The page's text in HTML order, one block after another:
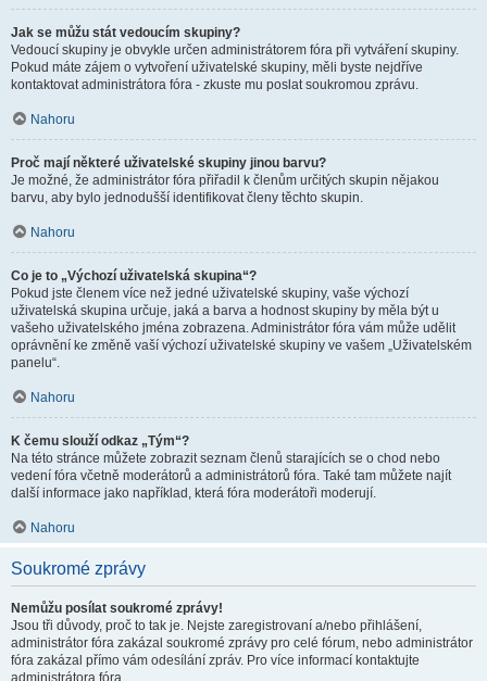
Jak se můžu stát vedoucím skupiny?
Vedoucí skupiny je obvykle určen administrátorem fóra při vytváření skupiny.
Pokud máte zájem o vytvoření uživatelské skupiny, měli byste nejdříve
kontaktovat administrátora fóra - zkuste mu poslat soukromou zprávu.
Nahoru
Proč mají některé uživatelské skupiny jinou barvu?
Je možné, že administrátor fóra přiřadil k členům určitých skupin nějakou
barvu, aby bylo jednodušší identifikovat členy těchto skupin.
Nahoru
Co je to „Výchozí uživatelská skupina“?
Pokud jste členem více než jedné uživatelské skupiny, vaše výchozí
uživatelská skupina určuje, jaká a barva a hodnost skupiny by měla být u
vašeho uživatelského jména zobrazena. Administrátor fóra vám může udělit
oprávnění ke změně vaší výchozí uživatelské skupiny ve vašem „Uživatelském
panelu“.
Nahoru
K čemu slouží odkaz „Tým“?
Na této stránce můžete zobrazit seznam členů starajících se o chod nebo
vedení fóra včetně moderátorů a administrátorů fóra. Také tam můžete najít
další informace jako například, která fóra moderátoři moderují.
Nahoru
Soukromé zprávy
Nemůžu posílat soukromé zprávy!
Jsou tři důvody, proč to tak je. Nejste zaregistrovaní a/nebo přihlášení,
administrátor fóra zakázal soukromé zprávy pro celé fórum, nebo administrátor
fóra zakázal přímo vám odesílání zpráv. Pro více informací kontaktujte
administrátora fóra.